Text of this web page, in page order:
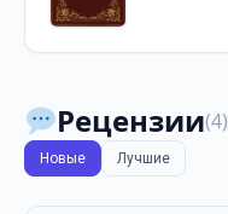
Рецензии(4)
Новые Лучшие